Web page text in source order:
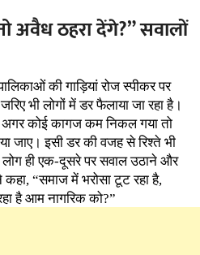
अवैध ठहरा देंगे?” सवालों
की गाड़ियां रोज स्पीकर पर
भी लोगों में डर फैलाया जा रहा है।
अगर कोई कागज कम निकल गया तो
जाए। इसी डर की वजह से रिश्ते भी
ही एक-दूसरे पर सवाल उठाने और
“समाज में भरोसा टूट रहा है,
है आम नागरिक को?”